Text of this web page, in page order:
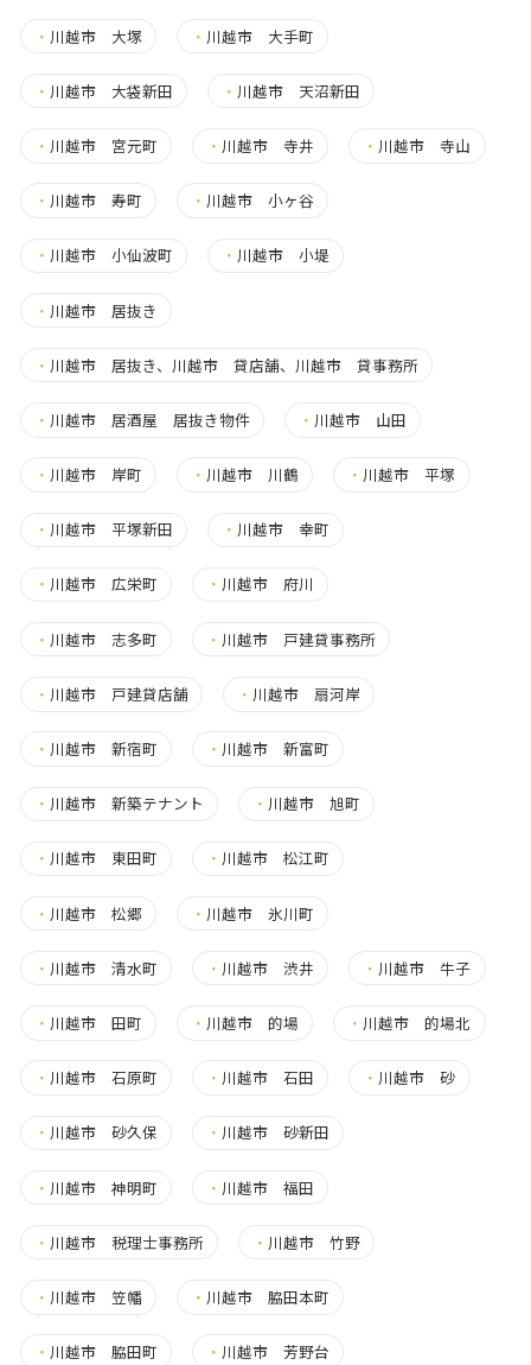
・ 川越市 大塚 ・ 川越市 大手町
・ 川越市 大袋新田 ・ 川越市 天沼新田
・ 川越市 宮元町 ・ 川越市 寺井 ・ 川越市 寺山
・ 川越市 寿町 ・ 川越市 小ヶ谷
・ 川越市 小仙波町 ・ 川越市 小堤
・ 川越市 居抜き
・ 川越市 居抜き、川越市 貸店舗、川越市 貸事務所
・ 川越市 居酒屋 居抜き物件 ・ 川越市 山田
・ 川越市 岸町 ・ 川越市 川鶴 ・ 川越市 平塚
・ 川越市 平塚新田 ・ 川越市 幸町
・ 川越市 広栄町 ・ 川越市 府川
・ 川越市 志多町 ・ 川越市 戸建貸事務所
・ 川越市 戸建貸店舗 ・ 川越市 扇河岸
・ 川越市 新宿町 ・ 川越市 新富町
・ 川越市 新築テナント ・ 川越市 旭町
・ 川越市 東田町 ・ 川越市 松江町
・ 川越市 松郷 ・ 川越市 氷川町
・ 川越市 清水町 ・ 川越市 渋井 ・ 川越市 牛子
・ 川越市 田町 ・ 川越市 的場 ・ 川越市 的場北
・ 川越市 石原町 ・ 川越市 石田 ・ 川越市 砂
・ 川越市 砂久保 ・ 川越市 砂新田
・ 川越市 神明町 ・ 川越市 福田
・ 川越市 税理士事務所 ・ 川越市 竹野
・ 川越市 笠幡 ・ 川越市 脇田本町
・ 川越市 脇田町 ・ 川越市 芳野台